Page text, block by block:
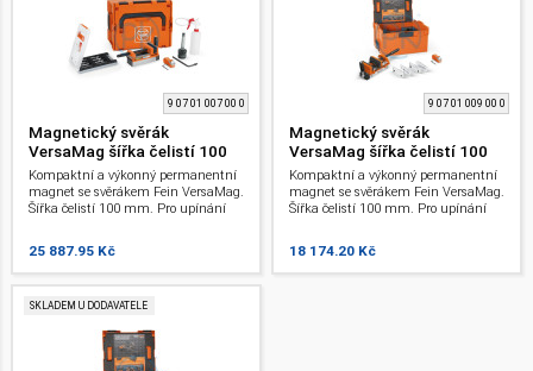
9 07 01 007 00 0
Magnetický svěrák
VersaMag šířka čelistí 100
mm Sada jádrové vrtáky
MK3
Kompaktní a výkonný permanentní
magnet se svěrákem Fein VersaMag.
Šířka čelistí 100 mm. Pro upínání
jádrové vrtání pro práci na stolních,
stojanových vrtačkách.
25 887.95 Kč
9 07 01 009 00 0
Magnetický svěrák
VersaMag šířka čelistí 100
mm Sada upínacího stolu
Kompaktní a výkonný permanentní
magnet se svěrákem Fein VersaMag.
Šířka čelistí 100 mm. Pro upínání
upínacího stolu FEIN VersaMAG
včetně hliníkových ochranných
18 174.20 Kč
SKLADEM U DODAVATELE